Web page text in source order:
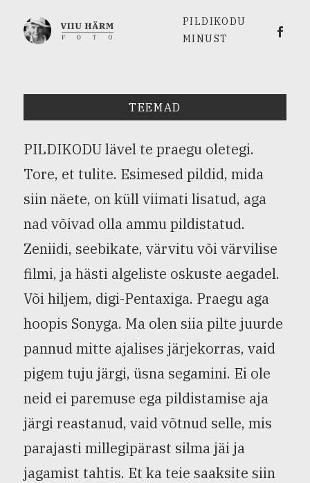
PILDIKODU
MINUST
Viiu
TEEMAD
PILDIKODU lävel te praegu oletegi.
Tore, et tulite. Esimesed pildid, mida
siin näete, on küll viimati lisatud, aga
nad võivad olla ammu pildistatud.
Zeniidi, seebikate, värvitu või värvilise
filmi, ja hästi algeliste oskuste aegadel.
Või hiljem, digi-Pentaxiga. Praegu aga
hoopis Sonyga. Ma olen siia pilte juurde
pannud mitte ajalises järjekorras, vaid
pigem tuju järgi, üsna segamini. Ei ole
neid ei paremuse ega pildistamise aja
järgi reastanud, vaid võtnud selle, mis
parajasti millegipärast silma jäi ja
jagamist tahtis. Et ka teie saaksite siin